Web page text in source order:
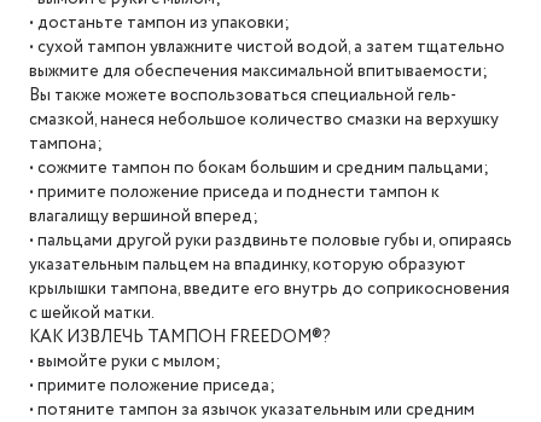
• достаньте тампон из упаковки;
• сухой тампон увлажните чистой водой, а затем тщательно
выжмите для обеспечения максимальной впитываемости;
Вы также можете воспользоваться специальной гель-
смазкой, нанеся небольшое количество смазки на верхушку
тампона;
• сожмите тампон по бокам большим и средним пальцами;
• примите положение приседа и поднести тампон к
влагалищу вершиной вперед;
• пальцами другой руки раздвиньте половые губы и, опираясь
указательным пальцем на впадинку, которую образуют
крылышки тампона, введите его внутрь до соприкосновения
с шейкой матки.
КАК ИЗВЛЕЧЬ ТАМПОН FREEDOM®?
• вымойте руки с мылом;
• примите положение приседа;
• потяните тампон за язычок указательным или средним